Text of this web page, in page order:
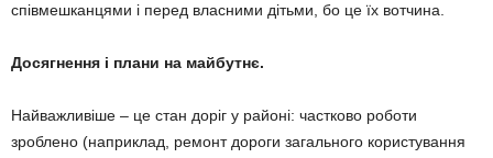
співмешканцями і перед власними дітьми, бо це їх вотчина.
Досягнення і плани на майбутнє.
Найважливіше – це стан доріг у районі: частково роботи
зроблено (наприклад, ремонт дороги загального користування